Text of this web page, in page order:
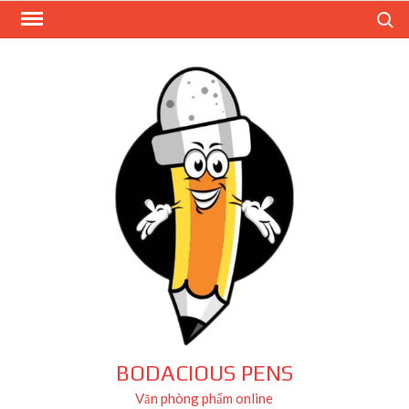
Skip
BODACIOUS PENS
Văn phòng phẩm online